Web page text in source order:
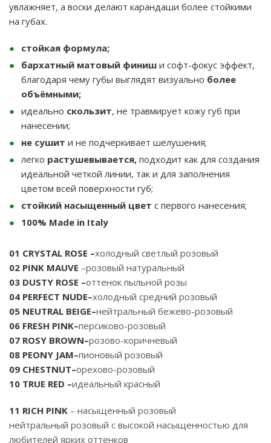
увлажняет, а воски делают карандаши более стойкими
на губах.
стойкая формула;
бархатный матовый финиш и софт-фокус эффект,
благодаря чему губы выглядят визуально более
объёмными;
идеально скользит, не травмирует кожу губ при
нанесении;
не сушит и не подчеркивает шелушения;
легко растушевывается, подходит как для создания
идеальной четкой линии, так и для заполнения
цветом всей поверхности губ;
стойкий насыщенный цвет с первого нанесения;
100% Made in Italy
01 CRYSTAL ROSE –холодный светлый розовый
02 PINK MAUVE –розовый натуральный
03 DUSTY ROSE –оттенок пыльной розы
04 PERFECT NUDE–холодный средний розовый
05 NEUTRAL BEIGE–нейтральный бежево-розовый
06 FRESH PINK–персиково-розовый
07 ROSY BROWN–розово-коричневый
08 PEONY JAM–пионовый розовый
09 CHESTNUT–орехово-розовый
10 TRUE RED –идеальный красный
11 RICH PINK – насыщенный розовый
нейтральный розовый с высокой насыщенностью для
любителей ярких оттенков